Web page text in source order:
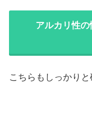
アルカリ性の
こちらもしっかりと